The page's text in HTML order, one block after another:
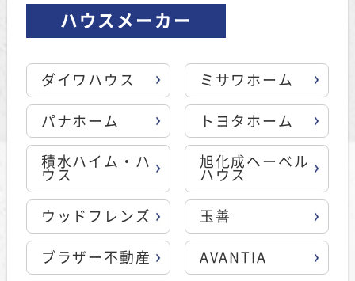
ハウスメーカー
ダイワハウス ミサワホーム
パナホーム トヨタホーム
積水ハイム・ハ
ウス
旭化成ヘーベル
ハウス
ウッドフレンズ 玉善
ブラザー不動産 AVANTIA